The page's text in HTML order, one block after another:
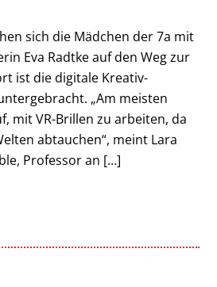
sich die Mädchen der 7a mit
Eva Radtke auf den Weg zur
ist die digitale Kreativ-
„Am meisten
mit VR-Brillen zu arbeiten, da
abtauchen“, meint Lara
Professor an […]